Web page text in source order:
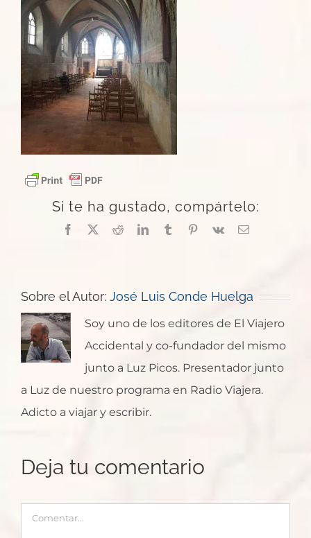
Si te ha gustado, compártelo:
Facebook
X RedditLinkedInTumblrPinterest
Vk
Correo
Sobre el Autor: José Luis Conde Huelga
Soy uno de los editores de El Viajero
Accidental y co-fundador del mismo
junto a Luz Picos. Presentador junto
a Luz de nuestro programa en Radio Viajera.
Adicto a viajar y escribir.
Deja tu comentario
Comentar